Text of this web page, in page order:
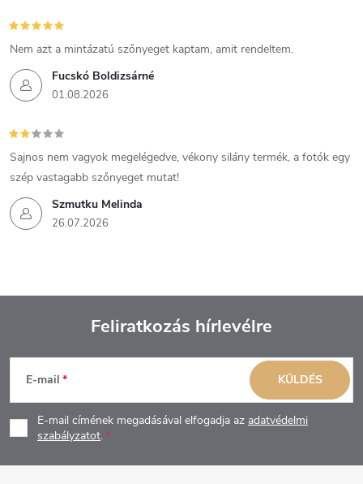
Fucskó Boldizsárné
01.08.2026
Nem azt a mintázatú szőnyeget kaptam, amit rendeltem.
Szmutku Melinda
26.07.2026
Sajnos nem vagyok megelégedve, vékony silány termék, a fotók egy
szép vastagabb szőnyeget mutat!
L
á
b
Feliratkozás hírlevélre
E-mail
E-mail címének megadásával elfogadja az adatvédelmi
szabályzatot.
KÜLDÉS